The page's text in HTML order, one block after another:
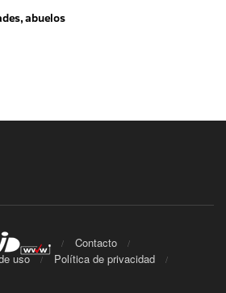
abuelos
Contacto
uso
Política de privacidad